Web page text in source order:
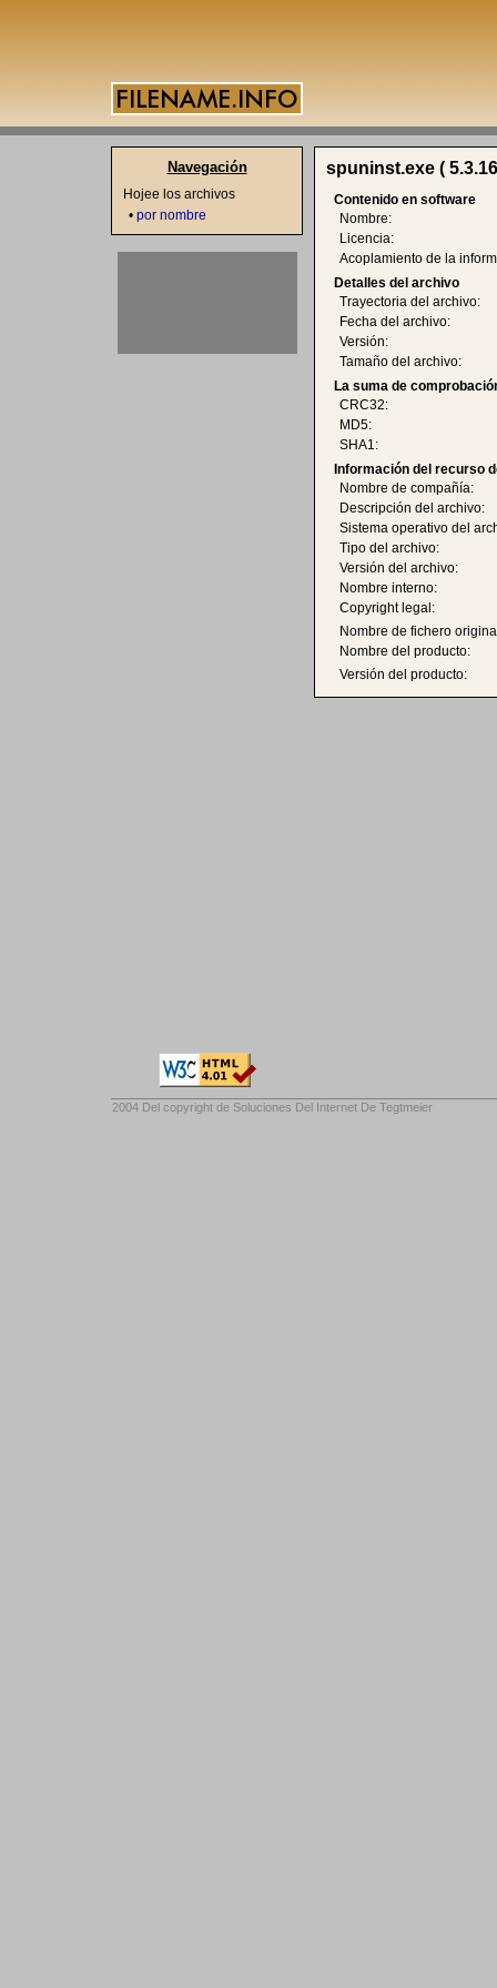
spuninst.exe (
Contenido en software
Nombre:
Licencia:
Acoplamiento de la
Detalles del archivo
Trayectoria del archivo:
Fecha del archivo:
Versión:
Tamaño del archivo:
La suma de
CRC32:
MD5:
SHA1:
Información del recurso
Nombre de compañía:
Descripción del archivo:
Sistema operativo del
Tipo del archivo:
Versión del archivo:
Nombre interno:
Copyright legal:
Nombre de fichero
Nombre del producto:
Versión del producto:
Navegación
Hojee los archivos
• por nombre
2004 Del copyright de Soluciones Del Internet De Tegtmeier